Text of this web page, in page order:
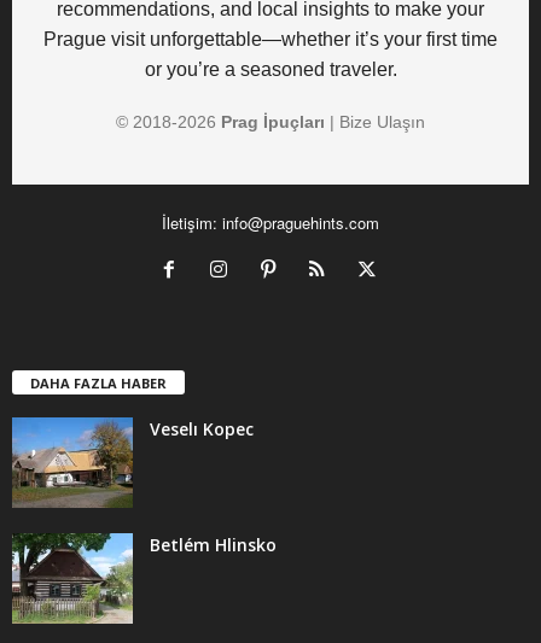
recommendations, and local insights to make your
Prague visit unforgettable—whether it’s your first time
or you’re a seasoned traveler.
© 2018-2026 Prag İpuçları | Bize Ulaşın
İletişim: info@praguehints.com
DAHA FAZLA HABER
Veselı Kopec
Betlém Hlinsko